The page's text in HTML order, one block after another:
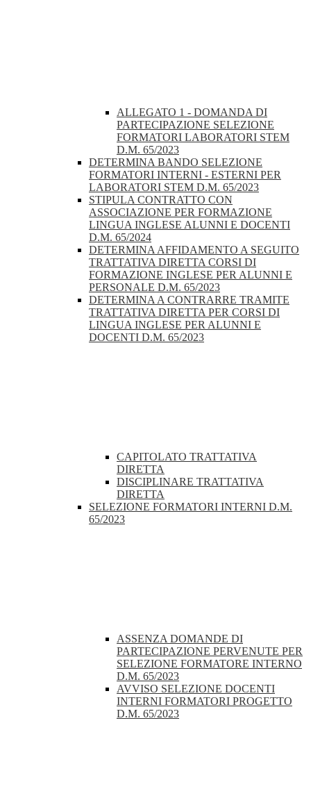
ALLEGATO 1 - DOMANDA DI
PARTECIPAZIONE SELEZIONE
FORMATORI LABORATORI STEM
D.M. 65/2023
DETERMINA BANDO SELEZIONE
FORMATORI INTERNI - ESTERNI PER
LABORATORI STEM D.M. 65/2023
STIPULA CONTRATTO CON
ASSOCIAZIONE PER FORMAZIONE
LINGUA INGLESE ALUNNI E DOCENTI
D.M. 65/2024
DETERMINA AFFIDAMENTO A SEGUITO
TRATTATIVA DIRETTA CORSI DI
FORMAZIONE INGLESE PER ALUNNI E
PERSONALE D.M. 65/2023
DETERMINA A CONTRARRE TRAMITE
TRATTATIVA DIRETTA PER CORSI DI
LINGUA INGLESE PER ALUNNI E
DOCENTI D.M. 65/2023
CAPITOLATO TRATTATIVA
DIRETTA
DISCIPLINARE TRATTATIVA
DIRETTA
SELEZIONE FORMATORI INTERNI D.M.
65/2023
ASSENZA DOMANDE DI
PARTECIPAZIONE PERVENUTE PER
SELEZIONE FORMATORE INTERNO
D.M. 65/2023
AVVISO SELEZIONE DOCENTI
INTERNI FORMATORI PROGETTO
D.M. 65/2023